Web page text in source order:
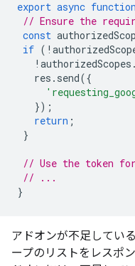
export async function
// Ensure the
const
if ( !
! authorizedScopes .
res . send({
});
return ;
}
// Use the token
// ...
}
アドオンが不足してい
ープのリストをレスポ